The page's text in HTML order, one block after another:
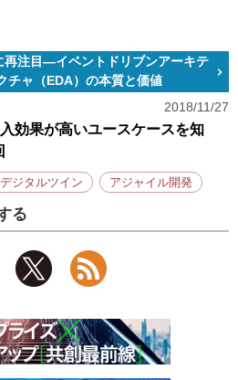
再注目―イベントドリブンアーキテ
チャ（EDA）の本質と価値
2018/11/27
効果が高いユースケースを知
デジタルツイン アジャイル開発
る